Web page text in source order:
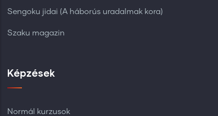
Sengoku jidai (A háborús uradalmak kora)
Szaku magazin
Képzések
Normál kurzusok